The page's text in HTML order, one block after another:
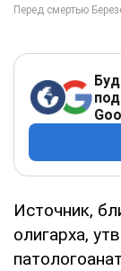
Источник,
олигарха,